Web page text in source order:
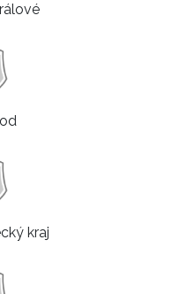
kraj